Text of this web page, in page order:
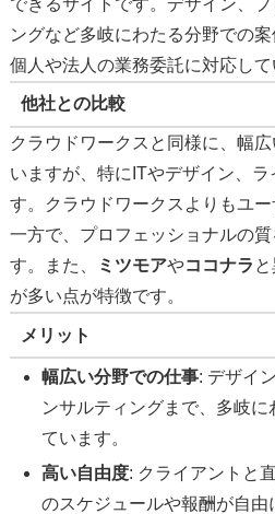
ングなど多岐にわたる分野での案
個人や法人の業務委託に対応して
他社との比較
クラウドワークスと同様に、幅
いますが、特にITやデザイン、
す。クラウドワークスよりもユ
一方で、プロフェッショナルの
す。また、
ミツモアやココナラ
が多い点が特徴です。
メリット
幅広い分野での仕事: デザイ
ンサルティングまで、多岐
ています。
高い自由度: クライアントと
のスケジュールや報酬が自由